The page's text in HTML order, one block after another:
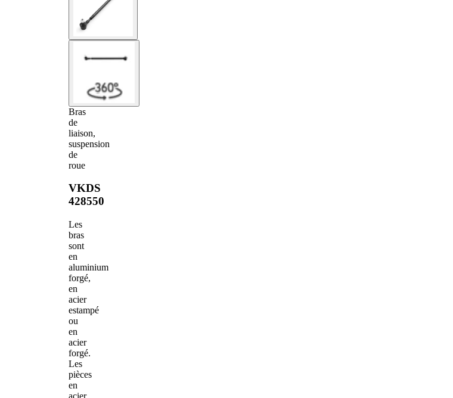
Bras
de
liaison,
suspension
de
roue
VKDS
428550
Les
bras
sont
en
aluminium
forgé,
en
acier
estampé
ou
en
acier
forgé.
Les
pièces
en
acier